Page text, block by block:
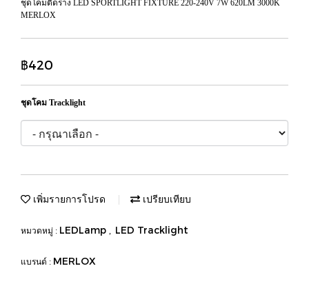
ชุดโคมติดราง LED SPORTLIGHT FIXTURE 220-240V 7W 620LM 3000K
MERLOX
฿420
ชุดโคม Tracklight
เพิ่มรายการโปรด เปรียบเทียบ
หมวดหมู่ : LEDLamp , LED Tracklight
แบรนด์ : MERLOX